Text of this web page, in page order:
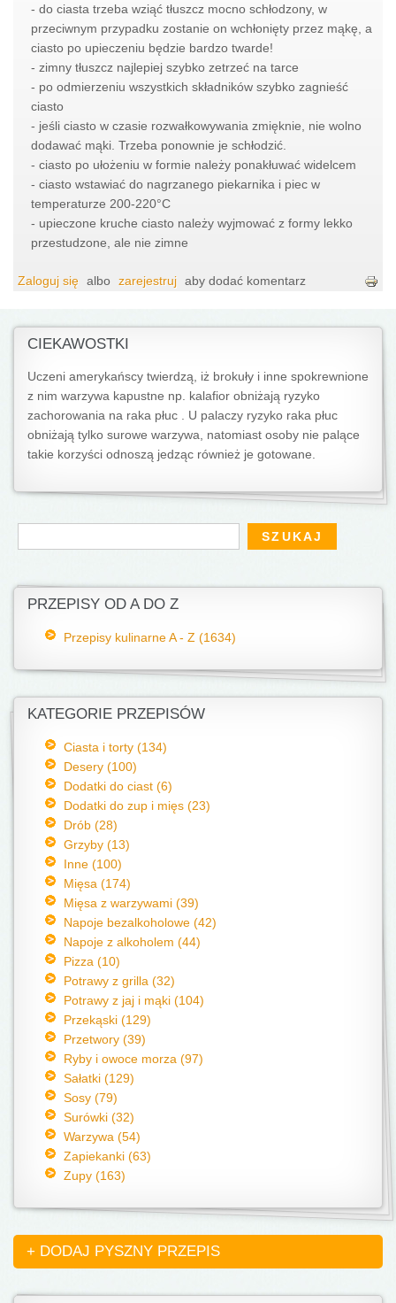
- do ciasta trzeba wziąć tłuszcz mocno schłodzony, w
przeciwnym przypadku zostanie on wchłonięty przez mąkę, a
ciasto po upieczeniu będzie bardzo twarde!
- zimny tłuszcz najlepiej szybko zetrzeć na tarce
- po odmierzeniu wszystkich składników szybko zagnieść
ciasto
- jeśli ciasto w czasie rozwałkowywania zmięknie, nie wolno
dodawać mąki. Trzeba ponownie je schłodzić.
- ciasto po ułożeniu w formie należy ponakłuwać widelcem
- ciasto wstawiać do nagrzanego piekarnika i piec w
temperaturze 200-220°C
- upieczone kruche ciasto należy wyjmować z formy lekko
przestudzone, ale nie zimne
Zaloguj się albo zarejestruj aby dodać komentarz
CIEKAWOSTKI
Uczeni amerykańscy twierdzą, iż brokuły i inne spokrewnione
z nim warzywa kapustne np. kalafior obniżają ryzyko
zachorowania na raka płuc . U palaczy ryzyko raka płuc
obniżają tylko surowe warzywa, natomiast osoby nie palące
takie korzyści odnoszą jedząc również je gotowane.
Formularz wyszukiwania
Szukaj
PRZEPISY OD A DO Z
Przepisy kulinarne A - Z (1634)
KATEGORIE PRZEPISÓW
Ciasta i torty (134)
Desery (100)
Dodatki do ciast (6)
Dodatki do zup i mięs (23)
Drób (28)
Grzyby (13)
Inne (100)
Mięsa (174)
Mięsa z warzywami (39)
Napoje bezalkoholowe (42)
Napoje z alkoholem (44)
Pizza (10)
Potrawy z grilla (32)
Potrawy z jaj i mąki (104)
Przekąski (129)
Przetwory (39)
Ryby i owoce morza (97)
Sałatki (129)
Sosy (79)
Surówki (32)
Warzywa (54)
Zapiekanki (63)
Zupy (163)
+ DODAJ PYSZNY PRZEPIS